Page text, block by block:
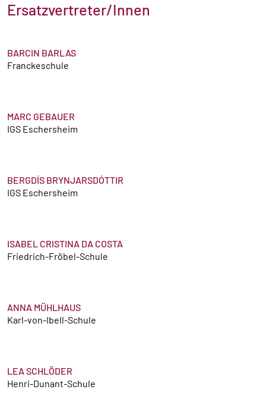
Ersatzvertreter/Innen
BARCIN BARLAS
Franckeschule
MARC GEBAUER
IGS Eschersheim
BERGDÍS BRYNJARSDÓTTIR
IGS Eschersheim
ISABEL CRISTINA DA COSTA
Friedrich-Fröbel-Schule
ANNA MÜHLHAUS
Karl-von-Ibell-Schule
LEA SCHLÖDER
Henri-Dunant-Schule